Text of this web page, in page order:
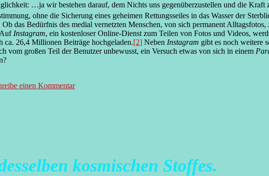
…ja wir bestehen darauf, dem Nichts uns gegenüberzustellen und die
ohne die Sicherung eines geheimen Rettungsseiles in das Wasser der
das Bedürfnis des medial vernetzten Menschen, von sich permanent Alltagsfotos,
Instagram, ein kostenloser Online-Dienst zum Teilen von Fotos und Videos,
ca. 26,4 Millionen Beiträge hochgeladen.[2] Neben Instagram gibt es noch weitere
vom großen Teil der Benutzer unbewusst, ein Versuch etwas von sich in einem
einen Kommentar
kosmischen Stoffes.